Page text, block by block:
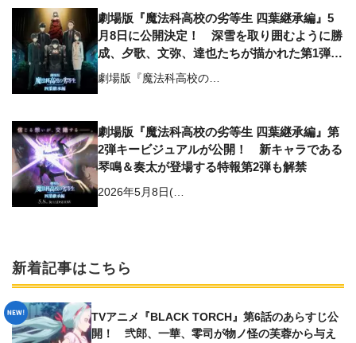
劇場版『魔法科高校の劣等生 四葉継承編』5
月8日に公開決定！ 深雪を取り囲むように勝
成、夕歌、文弥、達也たちが描かれた第1弾キ
ービジュアルも解禁
劇場版『魔法科高校の…
劇場版『魔法科高校の劣等生 四葉継承編』第
2弾キービジュアルが公開！ 新キャラである
琴鳴＆奏太が登場する特報第2弾も解禁
2026年5月8日(…
新着記事はこちら
TVアニメ『BLACK TORCH』第6話のあらすじ公
開！ 弐郎、一華、零司が物ノ怪の芙蓉から与え